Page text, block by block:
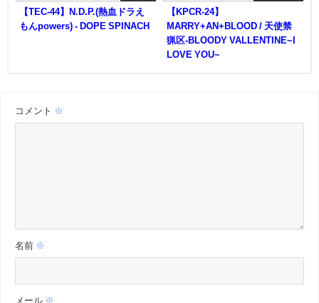
【TEC-44】N.D.P.(熱血ドラえ
もんpowers) - DOPE SPINACH
【KPCR-24】
MARRY+AN+BLOOD / 天使禁
猟区-BLOODY VALLENTINE~I
LOVE YOU~
コメント ※
名前 ※
メール ※